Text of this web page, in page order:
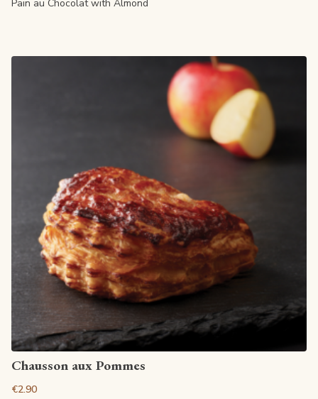
Pain au Chocolat with Almond
View article
Chausson aux Pommes
€2.90